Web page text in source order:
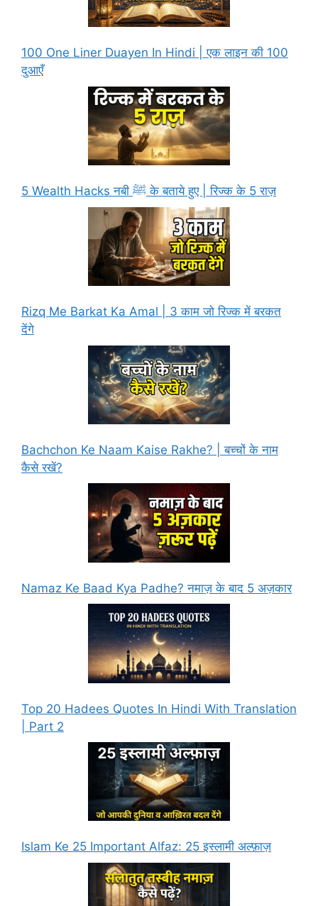
100 One Liner Duayen In Hindi | एक लाइन की 100
दुआएँ
5 Wealth Hacks नबी ﷺ के बताये हुए | रिज्क के 5 राज़
Rizq Me Barkat Ka Amal | 3 काम जो रिज्क में बरकत
देंगे
Bachchon Ke Naam Kaise Rakhe? | बच्चों के नाम
कैसे रखें?
Namaz Ke Baad Kya Padhe? नमाज़ के बाद 5 अज़कार
Top 20 Hadees Quotes In Hindi With Translation
| Part 2
Islam Ke 25 Important Alfaz: 25 इस्लामी अल्फ़ाज़